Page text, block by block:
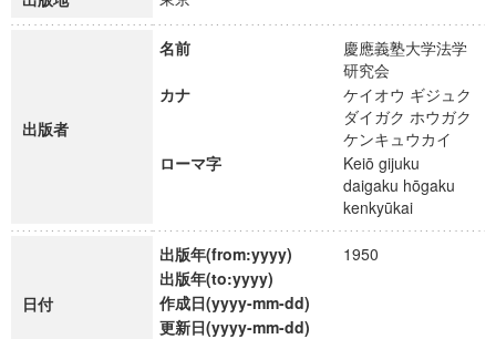
出版者
名前
慶應義塾大学法学
研究会
カナ
ケイオウ ギジュク
ダイガク ホウガク
ケンキュウカイ
ローマ字
Keiō gijuku
daigaku hōgaku
kenkyūkai
日付
出版年(from:yyyy)
1950
出版年(to:yyyy)
作成日(yyyy-mm-dd)
更新日(yyyy-mm-dd)